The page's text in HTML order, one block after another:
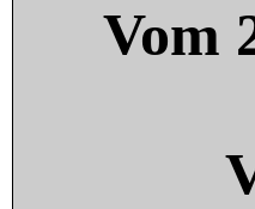
Vom